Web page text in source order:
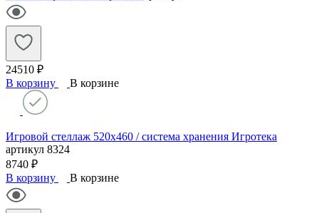
24510 ₽
В корзину
В корзине
Игровой стеллаж 520х460 / система хранения Игротека
артикул 8324
8740 ₽
В корзину
В корзине